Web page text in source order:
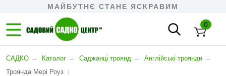
МАЙБУТНЄ СТАНЕ ЯСКРАВИМ
0
САДКО → Каталог → Саджанці троянд → Англійські троянди →
Троянда Мері Роуз ↓